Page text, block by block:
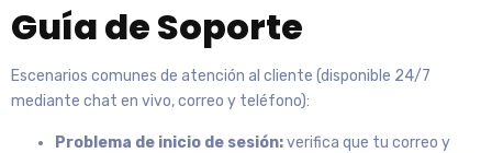
Guía de Soporte
Escenarios comunes de atención al cliente (disponible 24/7
mediante chat en vivo, correo y teléfono):
Problema de inicio de sesión:verifica que tu correo y